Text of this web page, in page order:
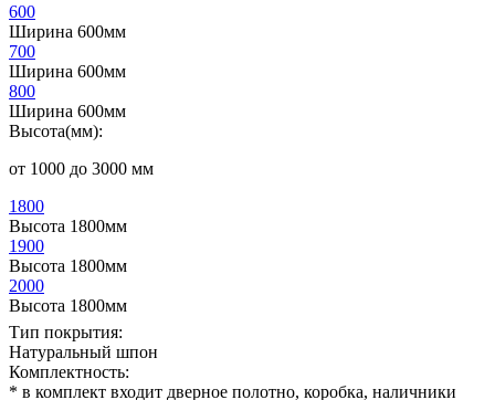
600
Ширина 600мм
700
Ширина 600мм
800
Ширина 600мм
Высота(мм):
от 1000 до 3000 мм
1800
Высота 1800мм
1900
Высота 1800мм
2000
Высота 1800мм
Тип покрытия:
Натуральный шпон
Комплектность:
* в комплект входит дверное полотно, коробка, наличники